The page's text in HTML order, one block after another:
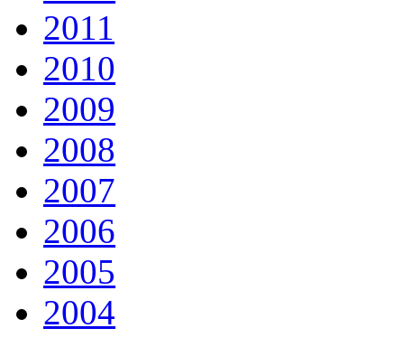
2011
2010
2009
2008
2007
2006
2005
2004